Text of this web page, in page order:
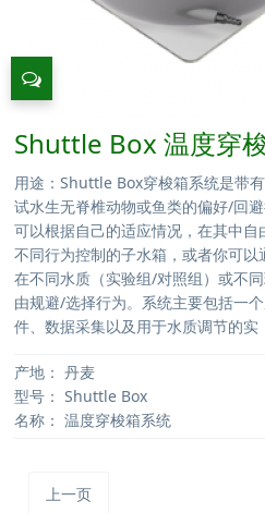
Shuttle Box 温度穿
用途：Shuttle Box穿梭箱系统是带
试水生无脊椎动物或鱼类的偏好/回
可以根据自己的适应情况，在其中自
不同行为控制的子水箱，或者你可
在不同水质（实验组/对照组）或不
由规避/选择行为。系统主要包括一
件、数据采集以及用于水质调节的实
产地： 丹麦
型号： Shuttle Box
名称： 温度穿梭箱系统
上一页